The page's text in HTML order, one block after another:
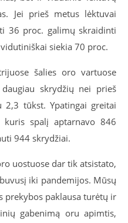
Jei prieš metus lėktuvai
36 proc. galimų skraidinti
siekia 70 proc.
šalies oro vartuose
skrydžių nei prieš
tūkst. Ypatingai greitai
kuris spalį aptarnavo 846
944 skrydžiai.
uostuose dar tik atsistato,
iki pandemijos. Mūsų
prekybos paklausa turėtų ir
gabenimą oru apimtis,